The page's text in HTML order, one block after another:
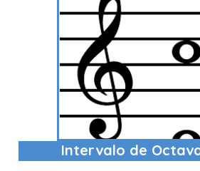
Intervalo de